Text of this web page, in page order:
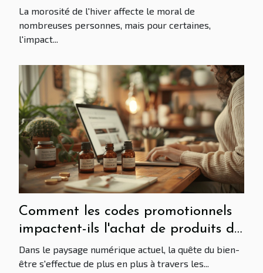
Solutions pratiques
La morosité de l'hiver affecte le moral de
nombreuses personnes, mais pour certaines,
l'impact...
Comment les codes promotionnels
impactent-ils l'achat de produits de
bien-être en ligne ?
Dans le paysage numérique actuel, la quête du bien-
être s'effectue de plus en plus à travers les...